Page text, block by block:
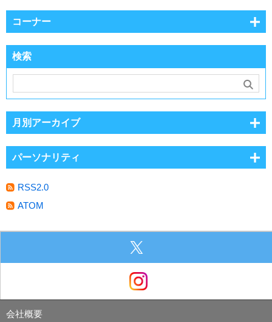
コーナー
検索
月別アーカイブ
パーソナリティ
RSS2.0
ATOM
会社概要